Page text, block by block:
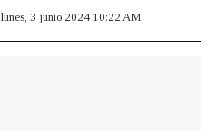
lunes, 3 junio 2024 10:22 AM